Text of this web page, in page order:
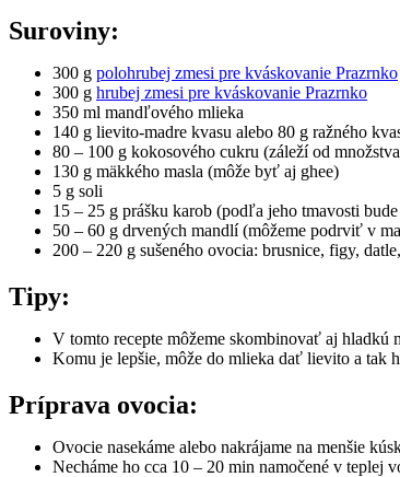
Suroviny:
300 g polohrubej zmesi pre kváskovanie Prazrnko
300 g hrubej zmesi pre kváskovanie Prazrnko
350 ml mandľového mlieka
140 g lievito-madre kvasu alebo 80 g ražného
80 – 100 g kokosového cukru (záleží od
130 g mäkkého masla (môže byť aj ghee)
5 g soli
15 – 25 g prášku karob (podľa jeho tmavosti
50 – 60 g drvených mandlí (môžeme podrviť v
200 – 220 g sušeného ovocia: brusnice, figy,
Tipy:
V tomto recepte môžeme skombinovať aj hladkú
Komu je lepšie, môže do mlieka dať lievito a tak
Príprava ovocia:
Ovocie nasekáme alebo nakrájame na menšie
Necháme ho cca 10 – 20 min namočené v teplej